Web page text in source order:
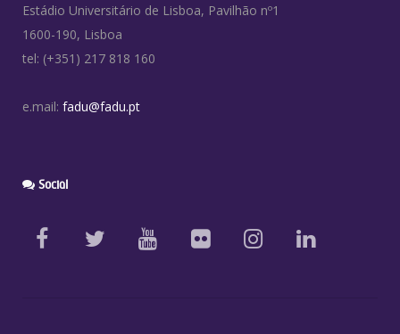
Estádio Universitário de Lisboa, Pavilhão nº1
1600-190, Lisboa
tel: (+351) 217 818 160
e.mail: fadu@fadu.pt
Social